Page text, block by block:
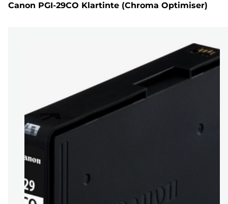
Canon PGI-29CO Klartinte (Chroma Optimiser)